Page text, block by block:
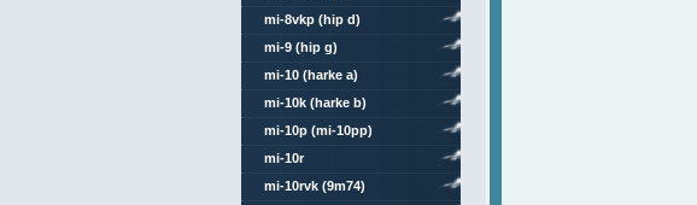
mi-8vkp (hip d)
mi-9 (hip g)
mi-10 (harke a)
mi-10k (harke b)
mi-10p (mi-10pp)
mi-10r
mi-10rvk (9m74)